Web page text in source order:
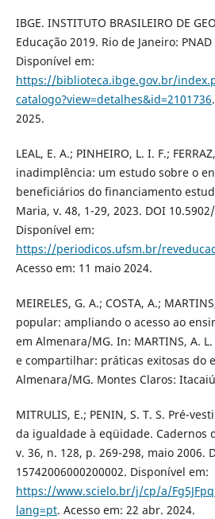
IBGE. INSTITUTO BRASILEIRO DE
Educação 2019. Rio de Janeiro:
Disponível em:
https://biblioteca.ibge.gov.br/
catalogo?view=detalhes&id=2101736
2025.
LEAL, E. A.; PINHEIRO, L. I. F.;
inadimplência: um estudo sobre o
beneficiários do financiamento
Maria, v. 48, 1-29, 2023. DOI
Disponível em:
https://periodicos.ufsm.br/
Acesso em: 11 maio 2024.
MEIRELES, G. A.; COSTA, A.;
popular: ampliando o acesso ao
em Almenara/MG. In: MARTINS, A.
e compartilhar: práticas exitosas do
Almenara/MG. Montes Claros:
MITRULIS, E.; PENIN, S. T. S. Pré-
da igualdade à eqüidade. Cadernos
v. 36, n. 128, p. 269-298, maio 2006.
15742006000200002. Disponível em:
https://www.scielo.br/j/cp/a/
lang=pt. Acesso em: 22 abr. 2024.